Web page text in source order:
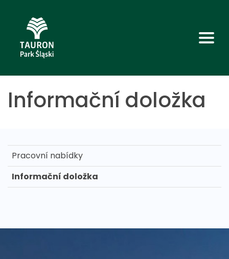
Informační doložka
Pracovní nabídky
Informační doložka